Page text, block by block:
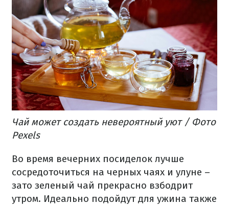
Чай может создать невероятный уют / Фото
Pexels
Во время вечерних посиделок лучше
сосредоточиться на черных чаях и улуне –
зато зеленый чай прекрасно взбодрит
утром. Идеально подойдут для ужина также